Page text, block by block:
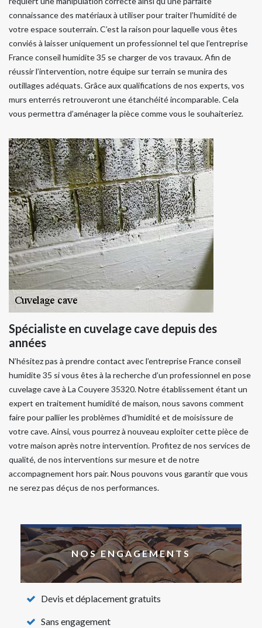
connaissance des matériaux à utiliser pour traiter l’humidité de
votre espace souterrain. C’est la raison pour laquelle vous êtes
conviés à laisser uniquement un professionnel tel que l’entreprise
France conseil humidite 35 se charger de vos travaux. Afin de
réussir l’intervention, notre équipe sur terrain se munira des
outillages adéquats. Grâce aux qualifications de nos experts, vos
murs enterrés retrouveront une étanchéité incomparable. Cela
vous permettra d’aménager la pièce comme vous le souhaiteriez.
Spécialiste en cuvelage cave depuis des
années
N’hésitez pas à prendre contact avec l’entreprise France conseil
humidite 35 si vous êtes à la recherche d’un professionnel en pose
cuvelage cave à La Couyere 35320. Notre établissement étant un
expert en traitement humidité de maison, nous savons comment
faire pour pallier les problèmes d’humidité et de moisissure de
votre cave. Ainsi, vous pourrez à nouveau exploiter cette pièce de
votre maison après notre intervention. Profitez de nos services de
qualité, de nos interventions sur mesure et de notre
accompagnement hors pair. Nous pouvons vous garantir que vous
ne serez pas déçus de nos performances.
NOS ENGAGEMENTS
Devis et déplacement gratuits
Sans engagement